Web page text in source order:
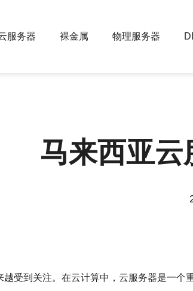
服务器 裸金属 物理服务器
马来西亚
受到关注。在云计算中，云服务器是一